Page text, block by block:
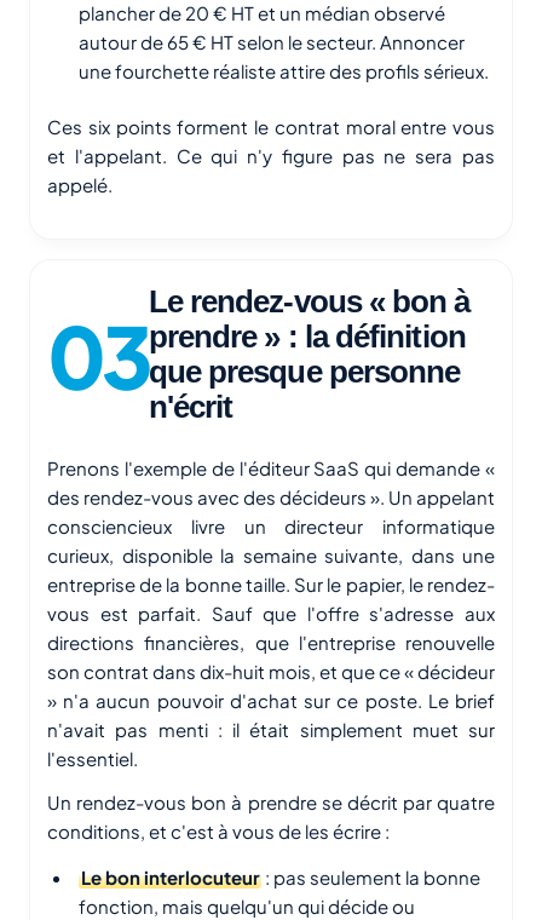
plancher de 20 € HT et un médian observé
autour de 65 € HT selon le secteur. Annoncer
une fourchette réaliste attire des profils sérieux.
Ces six points forment le contrat moral entre vous
et l'appelant. Ce qui n'y figure pas ne sera pas
appelé.
Le rendez-vous « bon à
prendre » : la définition
que presque personne
n'écrit
Prenons l'exemple de l'éditeur SaaS qui demande «
des rendez-vous avec des décideurs ». Un appelant
consciencieux livre un directeur informatique
curieux, disponible la semaine suivante, dans une
entreprise de la bonne taille. Sur le papier, le rendez-
vous est parfait. Sauf que l'offre s'adresse aux
directions financières, que l'entreprise renouvelle
son contrat dans dix-huit mois, et que ce « décideur
» n'a aucun pouvoir d'achat sur ce poste. Le brief
n'avait pas menti : il était simplement muet sur
l'essentiel.
Un rendez-vous bon à prendre se décrit par quatre
conditions, et c'est à vous de les écrire :
Le bon interlocuteur : pas seulement la bonne
fonction, mais quelqu'un qui décide ou